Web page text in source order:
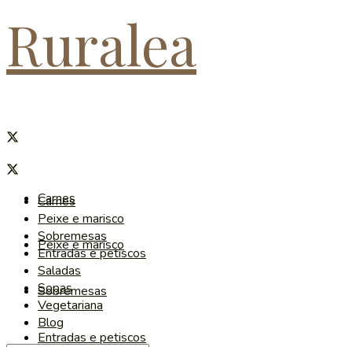
Ruralea
Carnes
Peixe e marisco
Sobremesas
Entradas e petiscos
Carnes
Peixe e marisco
Sobremesas
Entradas e petiscos
Saladas
Sopas
Vegetariana
Blog